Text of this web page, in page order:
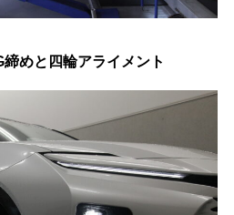
めと四輪アライメント